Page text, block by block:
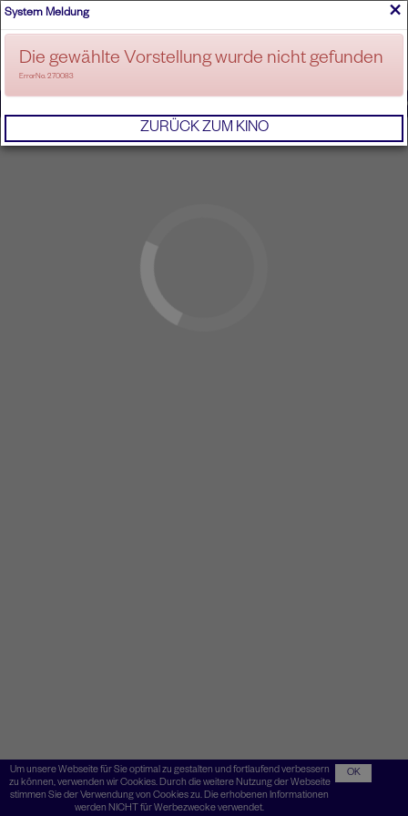
ANMELDEN
Um unsere Webseite für Sie optimal zu gestalten und fortlaufend verbessern
zu können, verwenden wir Cookies. Durch die weitere Nutzung der Webseite
stimmen Sie der Verwendung von Cookies zu. Die erhobenen Informationen
werden NICHT für Werbezwecke verwendet.
OK
×
System Meldung
Die gewählte Vorstellung wurde nicht gefunden
ErrorNo. 270083
ZURÜCK ZUM KINO